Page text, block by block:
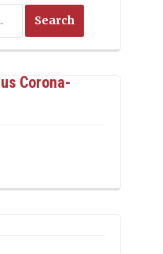
Corona-